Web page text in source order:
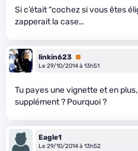
Si c’était “cochez si vous êtes
zapperait la case…
linkin623 Premium
Le 29/10/2014 à 13h51
Tu payes une vignette et en
supplément ? Pourquoi ?
Eagle1
Le 29/10/2014 à 13h52